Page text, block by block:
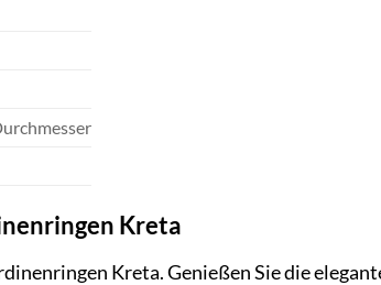
Kreta
Kreta. Genießen Sie die